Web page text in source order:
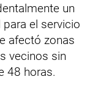
un
el servicio
afectó zonas
vecinos sin
48 horas.